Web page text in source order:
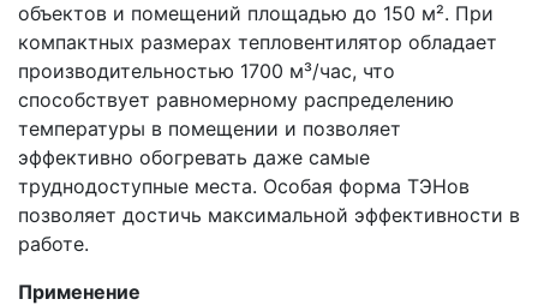
объектов и помещений площадью до 150 м². При
компактных размерах тепловентилятор обладает
производительностью 1700 м³/час, что
способствует равномерному распределению
температуры в помещении и позволяет
эффективно обогревать даже самые
труднодоступные места. Особая форма ТЭНов
позволяет достичь максимальной эффективности в
работе.
Применение